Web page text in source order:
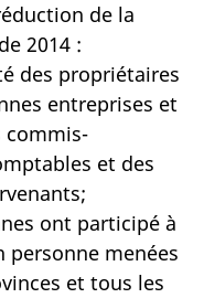
de la
2014 :
des propriétaires
entreprises et
commis-
et des
ont participé à
personne menées
et tous les